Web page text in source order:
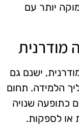
יותר עם
מודרנית
ישנם גם
הלמידה. תחום
כתופעה שנויה
או לספקות.